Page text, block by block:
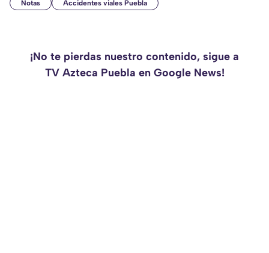
Notas Accidentes viales Puebla
¡No te pierdas nuestro contenido, sigue a
TV Azteca Puebla en Google News!